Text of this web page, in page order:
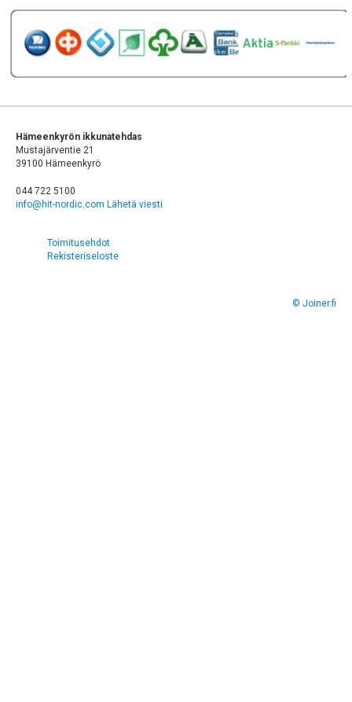
Hämeenkyrön ikkunatehdas
Mustajärventie 21
39100 Hämeenkyrö
044 722 5100
info@hit-nordic.com Lähetä viesti
Toimitusehdot
Rekisteriseloste
© Joiner.fi